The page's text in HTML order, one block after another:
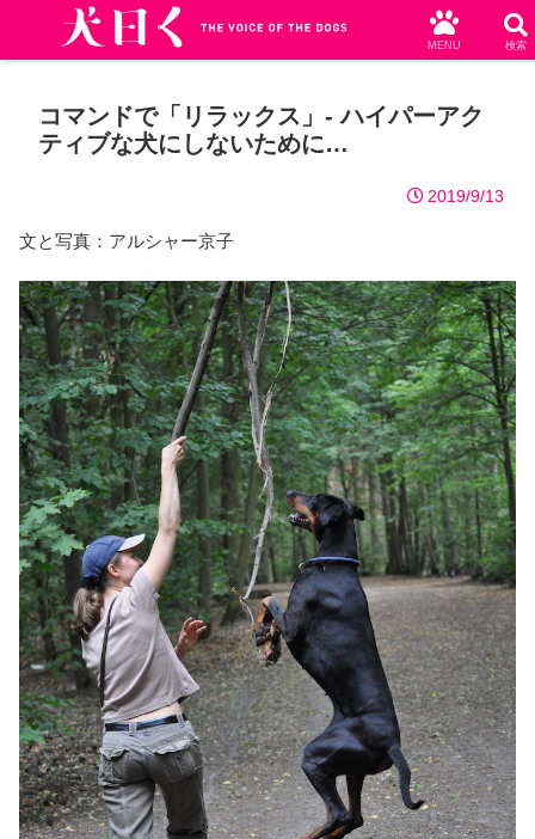
コマンドで「リラックス」- ハイパーアク
ティブな犬にしないために…
2019/9/13
文と写真：アルシャー京子
MENU 検索